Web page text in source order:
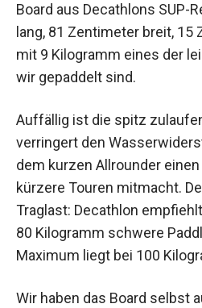
Board aus Decathlons SUP-
lang, 81 Zentimeter breit, 15
mit 9 Kilogramm eines der
wir gepaddelt sind.
Auffällig ist die spitz
verringert den
dem kurzen Allrounder
kürzere Touren mitmacht.
Traglast: Decathlon
80 Kilogramm schwere
Maximum liegt bei 100
Wir haben das Board selbst